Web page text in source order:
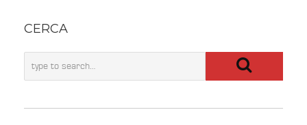
CERCA